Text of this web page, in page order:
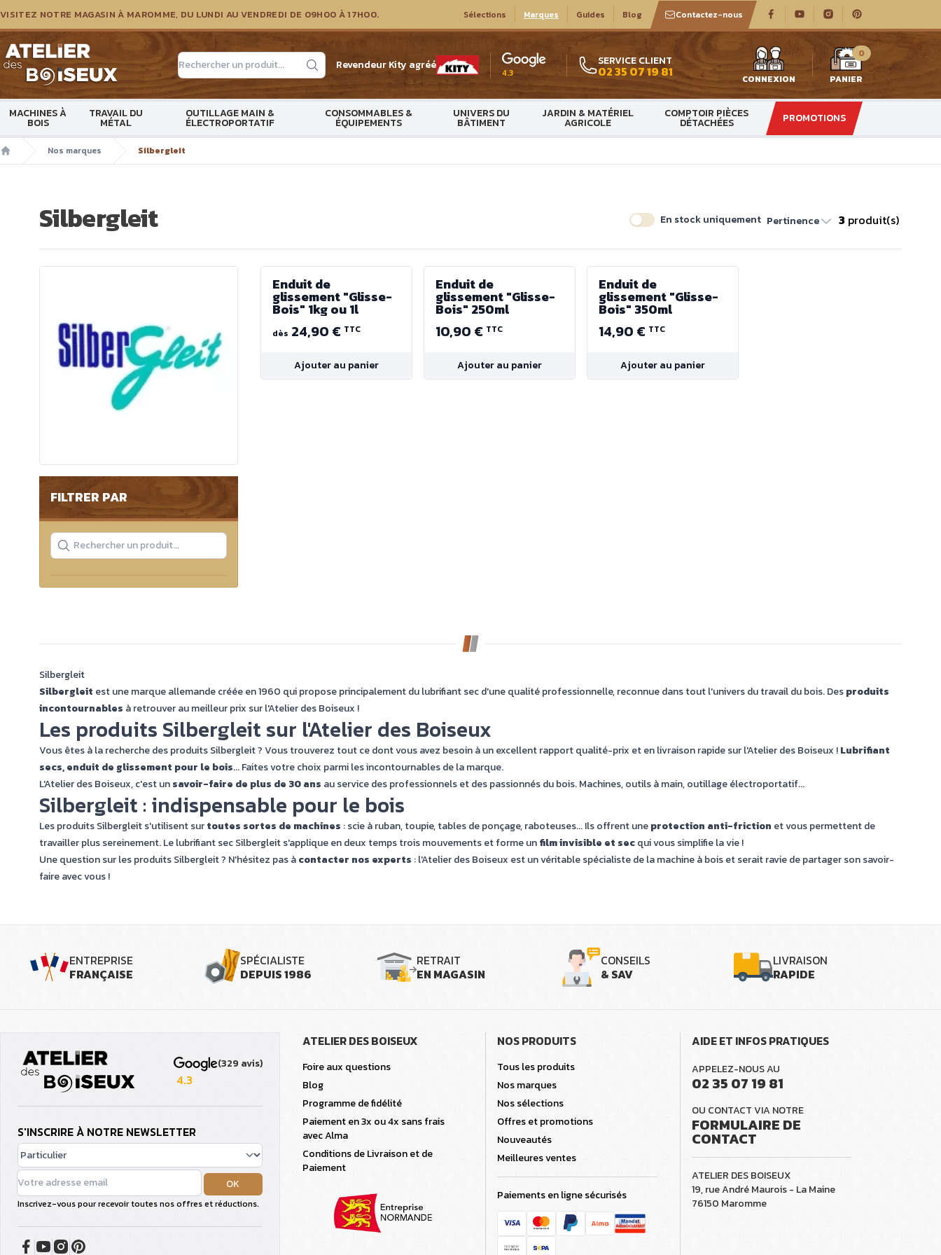
VISITEZ NOTRE MAGASIN À MAROMME, DU LUNDI AU VENDREDI DE 09H00 À 17H00. Sélections Marques Guides Blog Contactez-nous
Atelier des boiseux
Revendeur Kity agréé
4.3
SERVICE CLIENT
02 35 07 19 81 CONNEXION PANIER
0
MACHINES À
BOIS
TRAVAIL DU
MÉTAL
OUTILLAGE MAIN &
ÉLECTROPORTATIF
CONSOMMABLES &
ÉQUIPEMENTS
UNIVERS DU
BÂTIMENT
JARDIN & MATÉRIEL
AGRICOLE
COMPTOIR PIÈCES
DÉTACHÉES PROMOTIONS
Accueil
Nos marques Silbergleit
Silbergleit En stock uniquement Pertinence 3 produit(s)
FILTRER PAR
Enduit de
glissement "Glisse-
Bois" 1kg ou 1l
dès 24,90 € TTC
Ajouter au panier
Enduit de
glissement "Glisse-
Bois" 250ml
10,90 € TTC
Ajouter au panier
Enduit de
glissement "Glisse-
Bois" 350ml
14,90 € TTC
Ajouter au panier
Silbergleit
Silbergleit est une marque allemande créée en 1960 qui propose principalement du lubrifiant sec d'une qualité professionnelle, reconnue dans tout l'univers du travail du bois. Desproduits
incontournables à retrouver au meilleur prix sur l'Atelier des Boiseux !
Les produits Silbergleit sur l'Atelier des Boiseux
Vous êtes à la recherche des produits Silbergleit ? Vous trouverez tout ce dont vous avez besoin à un excellent rapport qualité-prix et en livraison rapide sur l'Atelier des Boiseux !Lubrifiant
secs, enduit de glissement pour le bois... Faites votre choix parmi les incontournables de la marque.
L'Atelier des Boiseux, c'est unsavoir-faire de plus de 30 ans au service des professionnels et des passionnés du bois. Machines, outils à main, outillage électroportatif...
Silbergleit : indispensable pour le bois
Les produits Silbergleit s'utilisent surtoutes sortes de machines : scie à ruban, toupie, tables de ponçage, raboteuses... Ils offrent uneprotection anti-friction et vous permettent de
travailler plus sereinement. Le lubrifiant sec Silbergleit s'applique en deux temps trois mouvements et forme unfilm invisible et secqui vous simplifie la vie !
Une question sur les produits Silbergleit ? N'hésitez pas àcontacter nos experts : l'Atelier des Boiseux est un véritable spécialiste de la machine à bois et serait ravie de partager son savoir-
faire avec vous !
ENTREPRISE
FRANÇAISE
SPÉCIALISTE
DEPUIS 1986
RETRAIT
EN MAGASIN
CONSEILS
& SAV
LIVRAISON
RAPIDE
(329 avis)
4.3
S'INSCRIRE À NOTRE NEWSLETTER
OK
Inscrivez-vous pour recevoir toutes nos offres et réductions.
ATELIER DES BOISEUX
Foire aux questions
Blog
Programme de fidélité
Paiement en 3x ou 4x sans frais
avec Alma
Conditions de Livraison et de
Paiement
NOS PRODUITS
Tous les produits
Nos marques
Nos sélections
Offres et promotions
Nouveautés
Meilleures ventes
Paiements en ligne sécurisés
AIDE ET INFOS PRATIQUES
APPELEZ-NOUS AU
02 35 07 19 81
OU CONTACT VIA NOTRE
FORMULAIRE DE
CONTACT
ATELIER DES BOISEUX
19, rue André Maurois - La Maine
76150 Maromme